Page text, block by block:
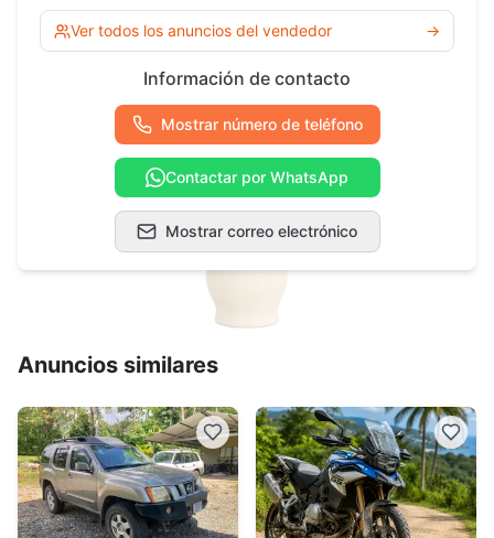
Ver todos los anuncios del vendedor →
Información de contacto
Mostrar número de teléfono
Contactar por WhatsApp
Mostrar correo electrónico
Anuncios similares